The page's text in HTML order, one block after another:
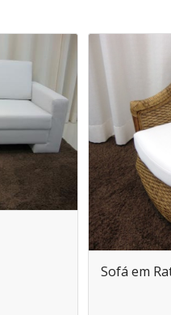
Sofá em